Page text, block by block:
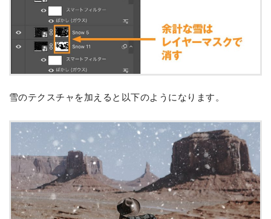
雪のテクスチャを加えると以下のようになります。